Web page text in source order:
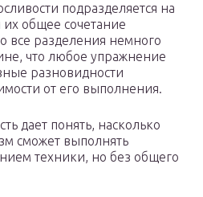
подразделяется на
общее сочетание
все разделения немного
что любое упражнение
разновидности
от его выполнения.
дает понять, насколько
сможет выполнять
техники, но без общего